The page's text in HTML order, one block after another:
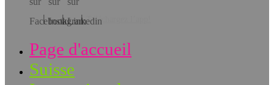
Téléchargez l’app!
Page d'accueil
Suisse